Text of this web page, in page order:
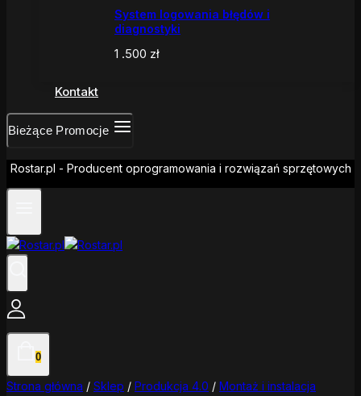
System logowania błędów i
diagnostyki
1 .500 zł
Kontakt
Bieżące Promocje
Rostar.pl - Producent oprogramowania i rozwiązań sprzętowych
0
Strona główna / Sklep / Produkcja 4.0 / Montaż i instalacja